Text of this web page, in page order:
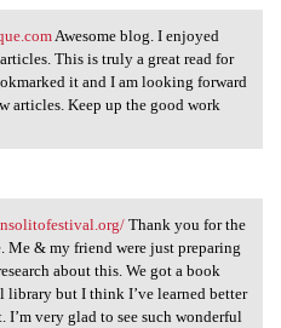
Awesome
Awesome blog. I enjoyed
This is truly a great read for
it and I am looking forward
articles. Keep up the good work
Thank you for the
Me & my friend were just preparing
about this. We got a book
library but I think I’ve learned better
I’m very glad to see such wonderful